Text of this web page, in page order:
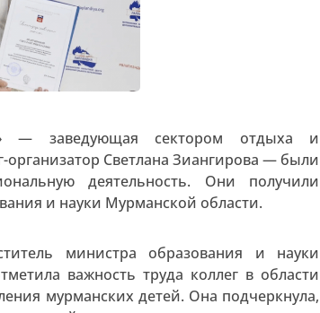
— заведующая сектором отдыха и
Светлана Зиангирова — были
деятельность. Они получили
и науки Мурманской области.
министра образования и науки
важность труда коллег в области
мурманских детей. Она подчеркнула,